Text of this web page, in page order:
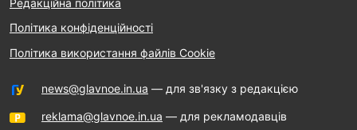
Політика конфіденційності
Політика використання файлів Cookie
news@glavnoe.in.ua — для зв'язку з редакцією
reklama@glavnoe.in.ua — для рекламодавців